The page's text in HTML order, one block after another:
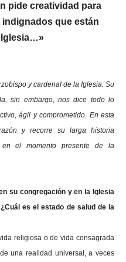
pide creatividad para
que están
Iglesia…»
y cardenal de la Iglesia. Su
sin embargo, nos dice todo lo
ágil y comprometido. En esta
y recorre su larga historia
en el momento presente de la
su congregación y en la Iglesia
es el estado de salud de la
religiosa o de vida consagrada
una realidad universal, a veces